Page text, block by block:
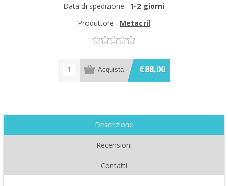
Data di spedizione: 1-2 giorni
Produttore: Metacril
€88,00
Descrizione
Recensioni
Contatti